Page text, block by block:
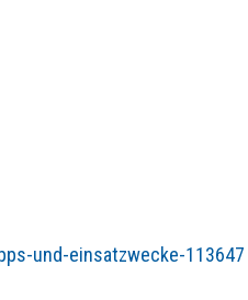
und-einsatzwecke-113647